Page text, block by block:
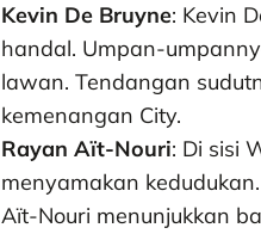
Kevin De Bruyne: Kevin
handal. Umpan-
lawan. Tendangan
kemenangan City.
Rayan Aït-Nouri: Di sisi
menyamakan
Aït-Nouri menunjukkan